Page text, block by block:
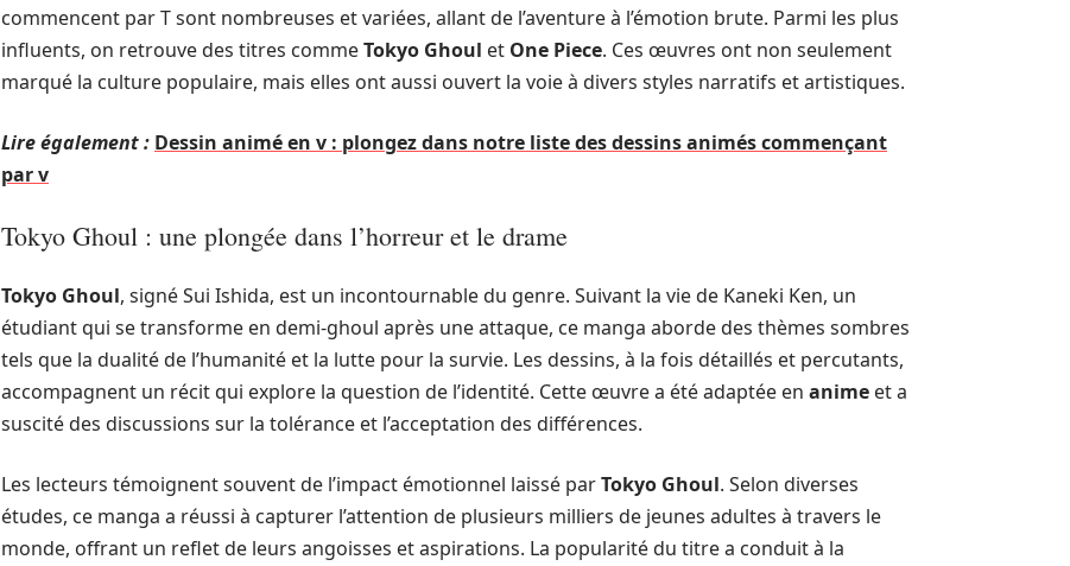
commencent par T sont nombreuses et variées, allant de l’aventure à l’émotion brute. Parmi les plus
influents, on retrouve des titres commeTokyo Ghoul et One Piece. Ces œuvres ont non seulement
marqué la culture populaire, mais elles ont aussi ouvert la voie à divers styles narratifs et artistiques.
Lire également : Dessin animé en v : plongez dans notre liste des dessins animés commençant
par v
Tokyo Ghoul : une plongée dans l’horreur et le drame
Tokyo Ghoul, signé Sui Ishida, est un incontournable du genre. Suivant la vie de Kaneki Ken, un
étudiant qui se transforme en demi-ghoul après une attaque, ce manga aborde des thèmes sombres
tels que la dualité de l’humanité et la lutte pour la survie. Les dessins, à la fois détaillés et percutants,
accompagnent un récit qui explore la question de l’identité. Cette œuvre a été adaptée en anime et a
suscité des discussions sur la tolérance et l’acceptation des différences.
Les lecteurs témoignent souvent de l’impact émotionnel laissé parTokyo Ghoul. Selon diverses
études, ce manga a réussi à capturer l’attention de plusieurs milliers de jeunes adultes à travers le
monde, offrant un reflet de leurs angoisses et aspirations. La popularité du titre a conduit à la